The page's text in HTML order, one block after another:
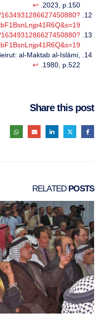
2023, p.150.
↩︎
al-Maktab al-Islāmi,
1980, p.522.
↩︎
Share this post
RELATED POSTS